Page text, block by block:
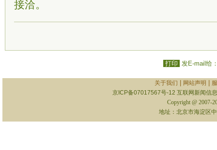
接洽。
打印 发E-mail给
关于我们 网站声明
京ICP备07017567号-12 互联网新闻信
Copyright @ 2007-
地址：北京市海淀区